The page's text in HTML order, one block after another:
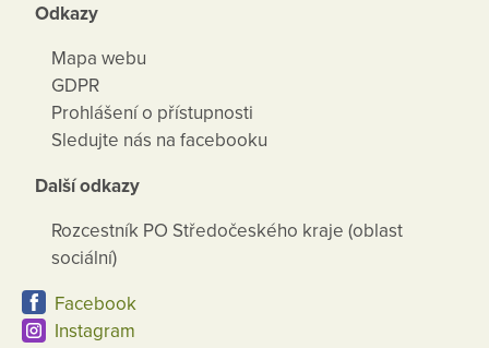
Odkazy
Mapa webu
GDPR
Prohlášení o přístupnosti
Sledujte nás na facebooku
Další odkazy
Rozcestník PO Středočeského kraje (oblast
sociální)
Facebook
Instagram